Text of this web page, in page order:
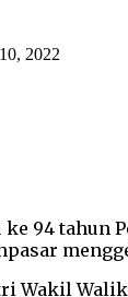
2022
94 tahun
Wakil